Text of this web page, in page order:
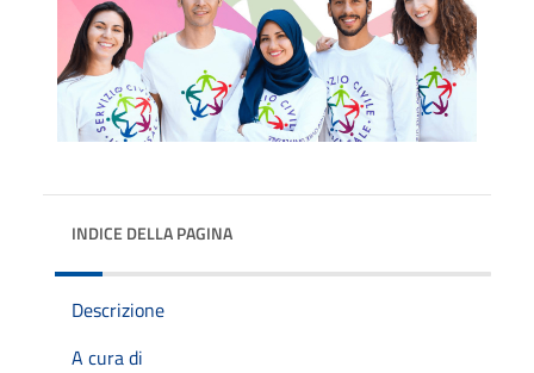
INDICE DELLA PAGINA
Descrizione
A cura di